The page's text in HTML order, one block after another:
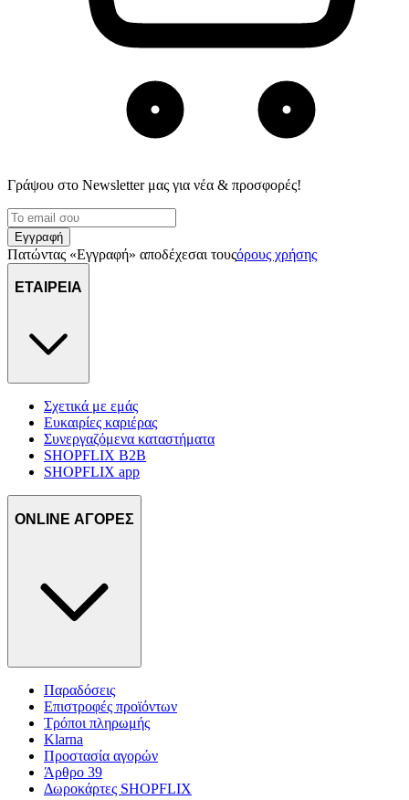
δικτύωσης, διαφημίσεων και ανάλυσης.
Γράψου στο Νewsletter μας για νέα & προσφορές!
Εγγραφή
Πατώντας «Εγγραφή» αποδέχεσαι τουςόρους χρήσης
ΕΤΑΙΡΕΙΑ
Σχετικά με εμάς
Ευκαιρίες καριέρας
Συνεργαζόμενα καταστήματα
SHOPFLIX B2B
SHOPFLIX app
ONLINE ΑΓΟΡΕΣ
Παραδόσεις
Επιστροφές προϊόντων
Τρόποι πληρωμής
Klarna
Προστασία αγορών
Άρθρο 39
Δωροκάρτες SHOPFLIX